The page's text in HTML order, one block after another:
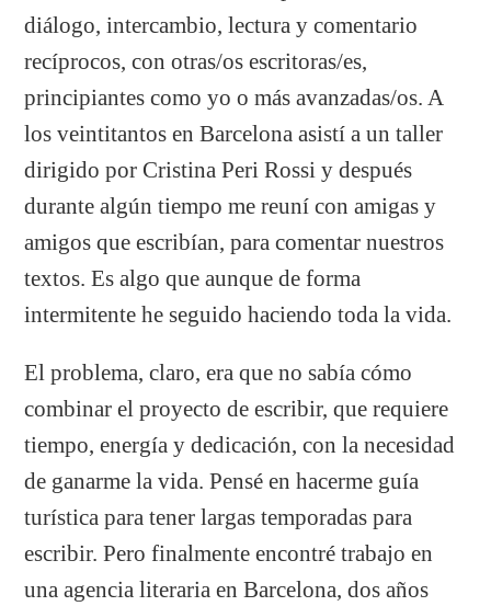
diálogo, intercambio, lectura y comentario
recíprocos, con otras/os escritoras/es,
principiantes como yo o más avanzadas/os. A
los veintitantos en Barcelona asistí a un taller
dirigido por Cristina Peri Rossi y después
durante algún tiempo me reuní con amigas y
amigos que escribían, para comentar nuestros
textos. Es algo que aunque de forma
intermitente he seguido haciendo toda la vida.
El problema, claro, era que no sabía cómo
combinar el proyecto de escribir, que requiere
tiempo, energía y dedicación, con la necesidad
de ganarme la vida. Pensé en hacerme guía
turística para tener largas temporadas para
escribir. Pero finalmente encontré trabajo en
una agencia literaria en Barcelona, dos años